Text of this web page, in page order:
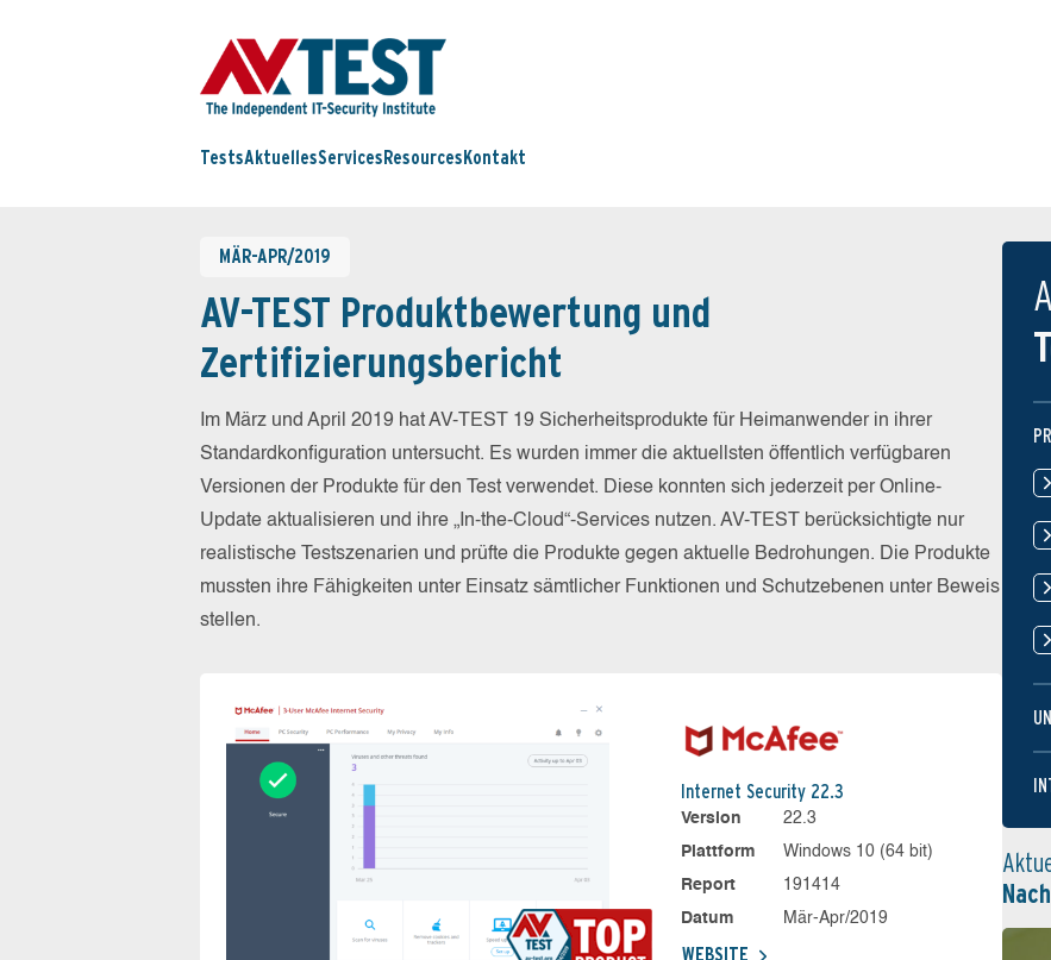
TestsAktuellesServices Resources Kontakt
MÄR-APR/2019
AV-TEST Produktbewertung und
Zertifizierungsbericht
Im März und April 2019 hat AV-TEST 19 Sicherheitsprodukte für Heimanwender in ihrer
Standardkonfiguration untersucht. Es wurden immer die aktuellsten öffentlich verfügbaren
Versionen der Produkte für den Test verwendet. Diese konnten sich jederzeit per Online-
Update aktualisieren und ihre „In-the-Cloud“-Services nutzen. AV-TEST berücksichtigte nur
realistische Testszenarien und prüfte die Produkte gegen aktuelle Bedrohungen. Die Produkte
mussten ihre Fähigkeiten unter Einsatz sämtlicher Funktionen und Schutzebenen unter Beweis
stellen.
Internet Security 22.3
Version
22.3
Plattform
Windows 10 (64 bit)
Report
191414
Datum
Mär-Apr/2019
WEBSITE